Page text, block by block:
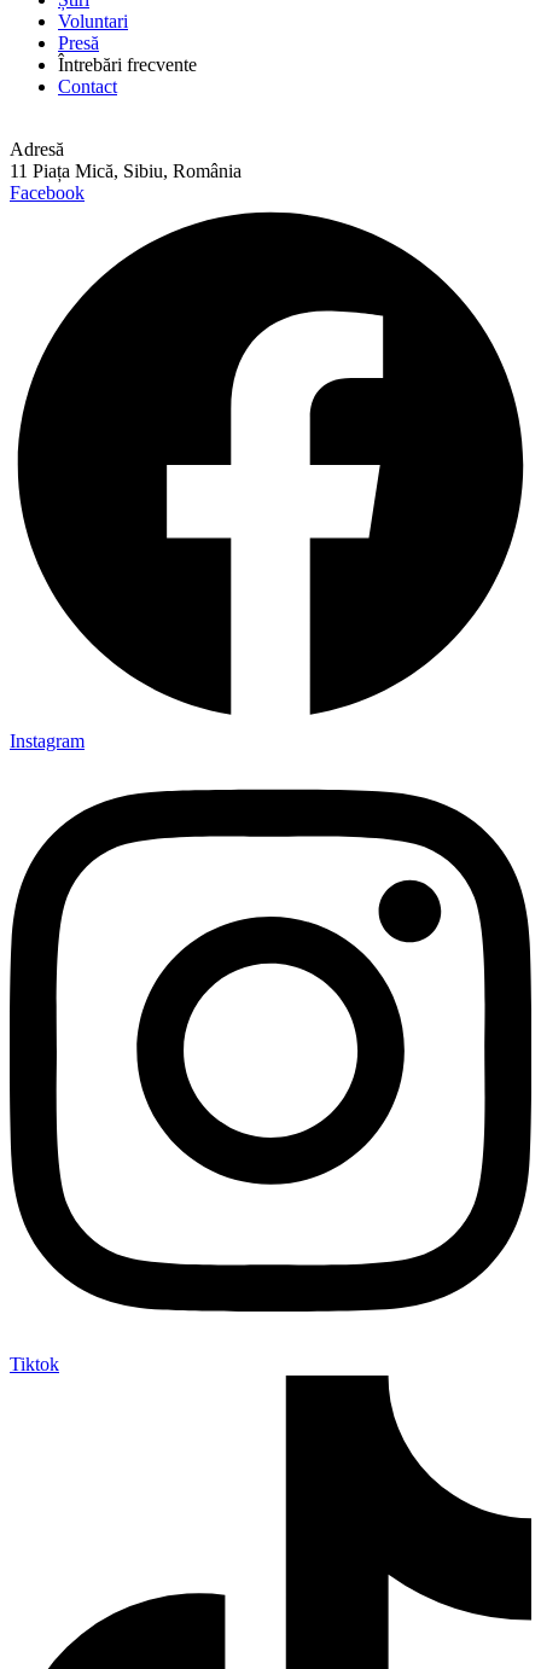
Voluntari
Presă
Întrebări frecvente
Contact
Adresă
11 Piața Mică, Sibiu, România
Facebook
Instagram
Tiktok